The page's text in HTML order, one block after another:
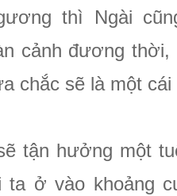
thì Ngài
cảnh đương thời,
chắc sẽ là một
tận hưởng một
ta ở vào khoảng